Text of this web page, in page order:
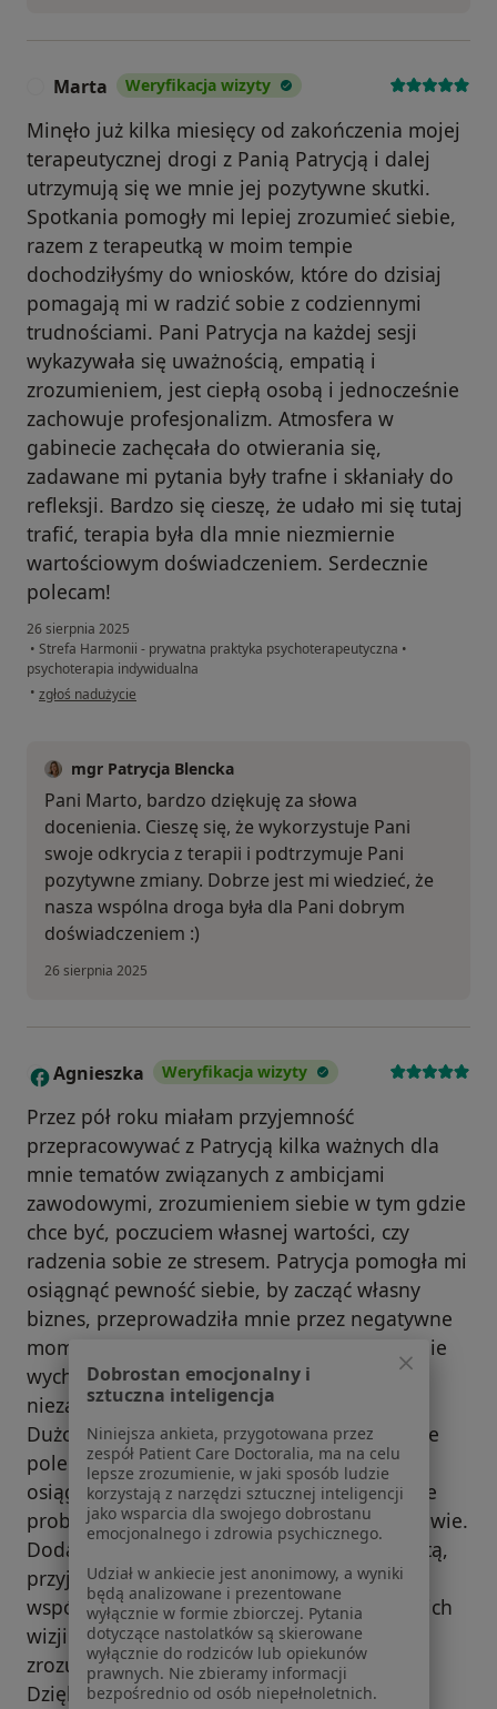
Marta Weryfikacja wizyty
Minęło już kilka miesięcy od zakończenia mojej
terapeutycznej drogi z Panią Patrycją i dalej
utrzymują się we mnie jej pozytywne skutki.
Spotkania pomogły mi lepiej zrozumieć siebie,
razem z terapeutką w moim tempie
dochodziłyśmy do wniosków, które do dzisiaj
pomagają mi w radzić sobie z codziennymi
trudnościami. Pani Patrycja na każdej sesji
wykazywała się uważnością, empatią i
zrozumieniem, jest ciepłą osobą i jednocześnie
zachowuje profesjonalizm. Atmosfera w
gabinecie zachęcała do otwierania się,
zadawane mi pytania były trafne i skłaniały do
refleksji. Bardzo się cieszę, że udało mi się tutaj
trafić, terapia była dla mnie niezmiernie
wartościowym doświadczeniem. Serdecznie
polecam!
26 sierpnia 2025
• Strefa Harmonii - prywatna praktyka psychoterapeutyczna •
psychoterapia indywidualna
• w opinii użytkownika Marta
zgłoś nadużycie
mgr Patrycja Blencka
Pani Marto, bardzo dziękuję za słowa
docenienia. Cieszę się, że wykorzystuje Pani
swoje odkrycia z terapii i podtrzymuje Pani
pozytywne zmiany. Dobrze jest mi wiedzieć, że
nasza wspólna droga była dla Pani dobrym
doświadczeniem :)
26 sierpnia 2025
A Agnieszka Weryfikacja wizyty
Przez pół roku miałam przyjemność
przepracowywać z Patrycją kilka ważnych dla
mnie tematów związanych z ambicjami
zawodowymi, zrozumieniem siebie w tym gdzie
chce być, poczuciem własnej wartości, czy
radzenia sobie ze stresem. Patrycja pomogła mi
osiągnąć pewność siebie, by zacząć własny
biznes, przeprowadziła mnie przez negatywne
momenty procesu, tak bym mogła świadomie
wychodzić z nich i uczyć się na efektach
niezależnie od rezultatu.
Dużo bym mogła się rozpisywać - generalnie
polecam Patrycję, ponieważ pomogła mi
osiągnąć moje aktualne cele i wyjaśnić wiele
problemów, które pojawiały się w mojej głowie.
Dodam też oczywiście, że jest bardzo otwartą,
przyjazną, empatyczną osobą, która mocno
współpracuje z pacjentem, nie narzuca swoich
wizji tylko próbuje wspólnie dojść do
zrozumienia sytuacji.
Dziękuję :)
Dobrostan emocjonalny i
sztuczna inteligencja
Niniejsza ankieta, przygotowana przez
zespół Patient Care Doctoralia, ma na celu
lepsze zrozumienie, w jaki sposób ludzie
korzystają z narzędzi sztucznej inteligencji
jako wsparcia dla swojego dobrostanu
emocjonalnego i zdrowia psychicznego.
Udział w ankiecie jest anonimowy, a wyniki
będą analizowane i prezentowane
wyłącznie w formie zbiorczej. Pytania
dotyczące nastolatków są skierowane
wyłącznie do rodziców lub opiekunów
prawnych. Nie zbieramy informacji
bezpośrednio od osób niepełnoletnich.